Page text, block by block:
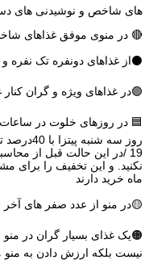
های شاخص و نوشیدنی های
🔴 در منوی موفق غذاهای شاخص
⚫️از غذاهای دونفره تک نفره و
🟣در غذاهای ویژه و گران کنار
🟦 در روزهای خلوت در
19 /در این حالت قبل از
نکنید. و این تخفیف را برای
ماه خرید دارند
🟡در منو از عدد صفر های آخر
🟠یک غذای بسیار گران در
نیست بلکه ارزش دادن به منو